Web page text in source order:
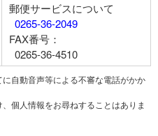
郵便サービスについて
0265-36-2049
FAX番号：
0265-36-4510
自動音声等による不審な電話がかか
個人情報をお尋ねすることはありま